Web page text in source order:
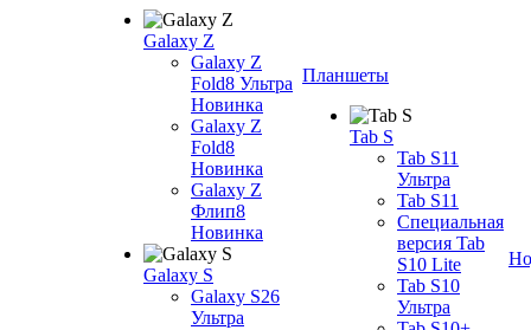
Galaxy Z
Galaxy Z
Fold8 Ультра
Новинка
Galaxy Z
Fold8
Новинка
Galaxy Z
Флип8
Новинка
Galaxy S
Galaxy S26
Ультра
Планшеты
Tab S
Tab S11
Ультра
Tab S11
Специальная
версия Tab
S10 Lite
Tab S10
Ультра